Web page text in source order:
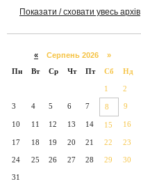
Показати / сховати увесь архів
« Серпень 2026 »
Пн
Вт Ср Чт Пт Сб Нд
1 2
3 4 5 6 7 8 9
10 11 12 13 14 15 16
17 18 19 20 21 22 23
24 25 26 27 28 29 30
31